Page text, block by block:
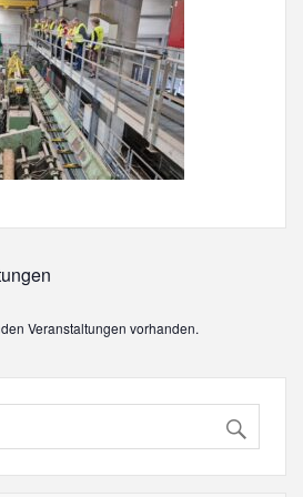
Veranstaltungen vorhanden.